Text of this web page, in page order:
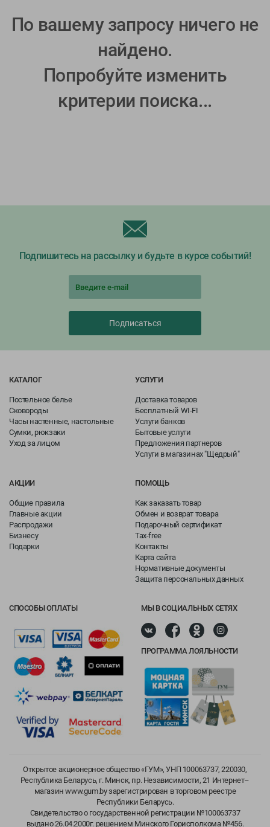
По вашему запросу ничего не
найдено.
Попробуйте изменить
критерии поиска...
Подпишитесь на рассылку и будьте в курсе событий!
Подписаться
КАТАЛОГ
Постельное белье
Сковороды
Часы настенные, настольные
Сумки, рюкзаки
Уход за лицом
УСЛУГИ
Доставка товаров
Бесплатный WI-FI
Услуги банков
Бытовые услуги
Предложения партнеров
Услуги в магазинах "Щедрый"
АКЦИИ
Общие правила
Главные акции
Распродажи
Бизнесу
Подарки
ПОМОЩЬ
Как заказать товар
Обмен и возврат товара
Подарочный сертификат
Tax-free
Контакты
Карта сайта
Нормативные документы
Защита персональных данных
СПОСОБЫ ОПЛАТЫ МЫ В СОЦИАЛЬНЫХ СЕТЯХ
ПРОГРАММА ЛОЯЛЬНОСТИ
Открытое акционерное общество «ГУМ», УНП 100063737, 220030,
Республика Беларусь, г. Минск, пр. Независимости, 21 Интернет–
магазин www.gum.by зарегистрирован в торговом реестре
Республики Беларусь.
Свидетельство о государственной регистрации №100063737
выдано 26.04.2000г. решением Минского Горисполкома №456.